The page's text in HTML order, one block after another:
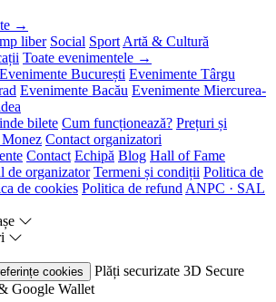
→
liber Social Sport Artă & Cultură
Toate evenimentele →
Evenimente București Evenimente Târgu
Evenimente Bacău Evenimente Miercurea-
bilete Cum funcționează? Prețuri și
Contact organizatori
Contact Echipă Blog Hall of Fame
de organizator Termeni și condiții Politica de
de cookies Politica de refund ANPC · SAL
cookies Plăți securizate 3D Secure
Google Wallet